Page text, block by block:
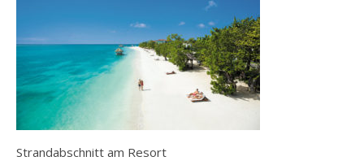
Strandabschnitt am Resort